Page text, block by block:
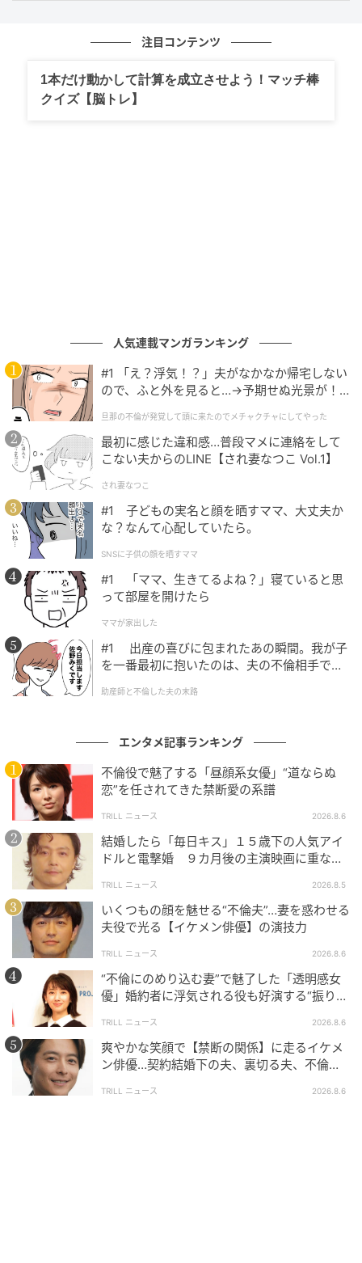
所ジョージが紡いだメロディは、キャッチーでありな
がら、どこか不安定な美しさがある。そこに乗る明石
家さんまの歌声もまた、興味深い。普段、テレビで見
せる爆発的なエネルギーをあえて抑制し、コーラスや
セリフ部分で見せる繊細なニュアンス。特に歌唱パー
トは、彼のイメージとは異なる、表現者としての「静
かな一面」を覗かせている。彼らが作り上げたのは、
単なるキャラクターソングではなく、音楽という共通
言語を通じた高度なセッションであったのだ。
偶然が手繰り寄せた、もうひとつの「声」の魔
この楽曲には、さらに語り継ぐべき「奇跡」が隠され
ている。それが、ゲストボーカルとして参加した工藤
オに差し入れを持って現れた彼女に、その場のノリで
「歌ってくれませんか？」と声をかける。そんな、今
の制作環境では考えられないような「余白」があった
からこそ、この曲は唯一無二の輝きを得ることとなっ
た。
4番を歌唱する工藤静香の歌声は、楽曲に圧倒的な
「華」と「深み」をもたらした。ハスキーでありなが
ら艶やかなその響きは、男たちの遊び場に現れた一筋
の光のようでもある。
ら、音楽という非日常へと繋がる瞬間の鮮やかさ。
の偶然を必然へと変えてしまう彼女のポテンシャル
と、それを受け入れる懐の深さが、この楽曲を単なる
バラエティ企画の枠から解き放ち、時代を超えるエモ
ーショナルな作品へと押し上げたのだ。
注目コンテンツ
1本だけ動かして計算を成立させよう！マッチ棒
クイズ【脳トレ】
人気連載マンガランキング
#1 「え？浮気！？」夫がなかなか帰宅しない
ので、ふと外を見ると…→予期せぬ光景が！
クチャにしてやった
旦那の不倫が発覚して頭に来たのでメチャクチャにしてやった
最初に感じた違和感…普段マメに連絡をして
こない夫からのLINE【され妻なつこ Vol.1】
され妻なつこ
#1 子どもの実名と顔を晒すママ、大丈夫か
な？なんて心配していたら。
SNSに子供の顔を晒すママ
#1 「ママ、生きてるよね？」寝ていると思
って部屋を開けたら
ママが家出した
#1 出産の喜びに包まれたあの瞬間。我が子
を一番最初に抱いたのは、夫の不倫相手でし
助産師と不倫した夫の末路
エンタメ記事ランキング
不倫役で魅了する「昼顔系女優」“道ならぬ
恋”を任されてきた禁断愛の系譜
TRILL ニュース 2026.8.6
結婚したら「毎日キス」１５歳下の人気アイ
ドルと電撃婚 ９カ月後の主演映画に重なっ
TRILL ニュース 2026.8.5
いくつもの顔を魅せる“不倫夫”…妻を惑わせる
夫役で光る【イケメン俳優】の演技力
TRILL ニュース 2026.8.6
“不倫にのめり込む妻”で魅了した「透明感女
優」婚約者に浮気される役も好演する“振り
TRILL ニュース 2026.8.6
爽やかな笑顔で【禁断の関係】に走るイケメ
ン俳優…契約結婚下の夫、裏切る夫、不倫相
TRILL ニュース 2026.8.6